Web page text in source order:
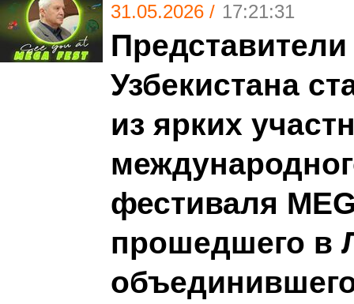
31.05.2026 / 17:21:31
Представители
Узбекистана
из ярких
фестиваля
прошедшего в